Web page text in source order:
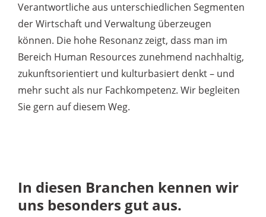
Verantwortliche aus unterschiedlichen Segmenten
der Wirtschaft und Verwaltung überzeugen
können. Die hohe Resonanz zeigt, dass man im
Bereich Human Resources zunehmend nachhaltig,
zukunftsorientiert und kulturbasiert denkt – und
mehr sucht als nur Fachkompetenz. Wir begleiten
Sie gern auf diesem Weg.
In diesen Branchen kennen wir
uns besonders gut aus.